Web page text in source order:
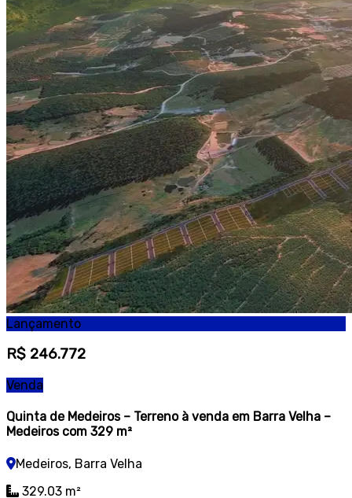
Lançamento
R$ 246.772
Venda
Quinta de Medeiros – Terreno à venda em Barra Velha –
Medeiros com 329 m²
Medeiros, Barra Velha
329.03 m²